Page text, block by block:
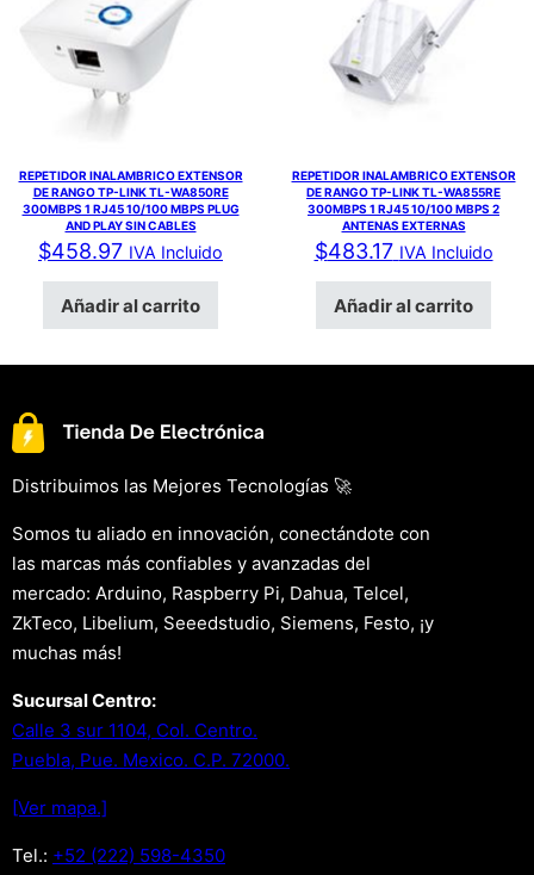
REPETIDOR INALAMBRICO EXTENSOR
DE RANGO TP-LINK TL-WA850RE
300MBPS 1 RJ45 10/100 MBPS PLUG
AND PLAY SIN CABLES
$458.97 IVA Incluido
Añadir al carrito
REPETIDOR INALAMBRICO EXTENSOR
DE RANGO TP-LINK TL-WA855RE
300MBPS 1 RJ45 10/100 MBPS 2
ANTENAS EXTERNAS
$483.17 IVA Incluido
Añadir al carrito
Distribuimos las Mejores Tecnologías 🚀
Somos tu aliado en innovación, conectándote con
las marcas más confiables y avanzadas del
mercado: Arduino, Raspberry Pi, Dahua, Telcel,
ZkTeco, Libelium, Seeedstudio, Siemens, Festo, ¡y
muchas más!
Sucursal Centro:
Calle 3 sur 1104, Col. Centro.
Puebla, Pue. Mexico. C.P. 72000.
[Ver mapa.]
Tel.: +52 (222) 598-4350